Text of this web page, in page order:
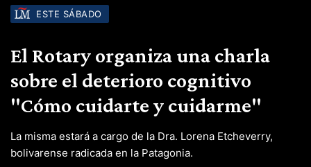
ESTE SÁBADO
El Rotary organiza una charla
sobre el deterioro cognitivo
"Cómo cuidarte y cuidarme"
La misma estará a cargo de la Dra. Lorena Etcheverry,
bolivarense radicada en la Patagonia.